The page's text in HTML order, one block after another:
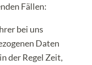
Fällen:
bei uns
Daten
der Regel Zeit,